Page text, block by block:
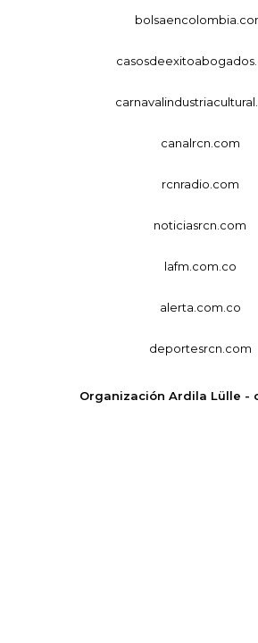
canalrcn.com
rcnradio.com
noticiasrcn.com
lafm.com.co
alerta.com.co
deportesrcn.com
Organización Ardila Lülle -